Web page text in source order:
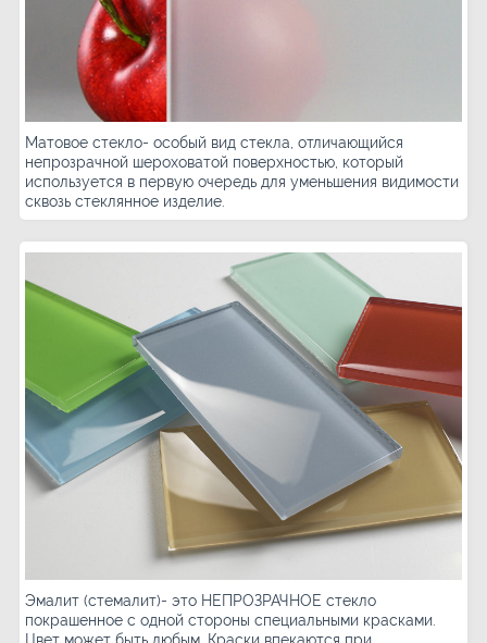
Матовое стекло- особый вид стекла, отличающийся
непрозрачной шероховатой поверхностью, который
используется в первую очередь для уменьшения видимости
сквозь стеклянное изделие.
Эмалит (стемалит)- это НЕПРОЗРАЧНОЕ стекло
покрашенное с одной стороны специальными красками.
Цвет может быть любым. Краски впекаются при